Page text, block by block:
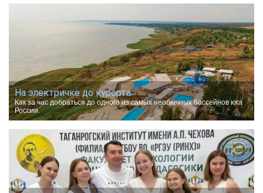
На электричке до курорта.
Как за час добраться до одного из самых необычных бассейнов юга
России.